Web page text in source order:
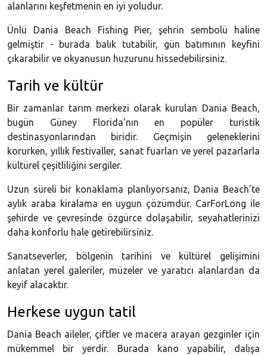
alanlarını keşfetmenin en iyi yoludur.
Ünlü Dania Beach Fishing Pier, şehrin sembolü haline
gelmiştir - burada balık tutabilir, gün batımının keyfini
çıkarabilir ve okyanusun huzurunu hissedebilirsiniz.
Tarih ve kültür
Bir zamanlar tarım merkezi olarak kurulan Dania Beach,
bugün Güney Florida’nın en popüler turistik
destinasyonlarından biridir. Geçmişin geleneklerini
korurken, yıllık festivaller, sanat fuarları ve yerel pazarlarla
kültürel çeşitliliğini sergiler.
Uzun süreli bir konaklama planlıyorsanız, Dania Beach’te
aylık araba kiralama en uygun çözümdür. CarForLong ile
şehirde ve çevresinde özgürce dolaşabilir, seyahatlerinizi
daha konforlu hale getirebilirsiniz.
Sanatseverler, bölgenin tarihini ve kültürel gelişimini
anlatan yerel galeriler, müzeler ve yaratıcı alanlardan da
keyif alacaktır.
Herkese uygun tatil
Dania Beach aileler, çiftler ve macera arayan gezginler için
mükemmel bir yerdir. Burada kano yapabilir, dalışa